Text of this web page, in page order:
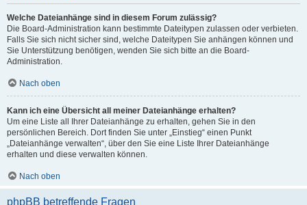
Welche Dateianhänge sind in diesem Forum zulässig?
Die Board-Administration kann bestimmte Dateitypen zulassen oder verbieten.
Falls Sie sich nicht sicher sind, welche Dateitypen Sie anhängen können und
Sie Unterstützung benötigen, wenden Sie sich bitte an die Board-
Administration.
Nach oben
Kann ich eine Übersicht all meiner Dateianhänge erhalten?
Um eine Liste all Ihrer Dateianhänge zu erhalten, gehen Sie in den
persönlichen Bereich. Dort finden Sie unter „Einstieg“ einen Punkt
„Dateianhänge verwalten“, über den Sie eine Liste Ihrer Dateianhänge
erhalten und diese verwalten können.
Nach oben
phpBB betreffende Fragen